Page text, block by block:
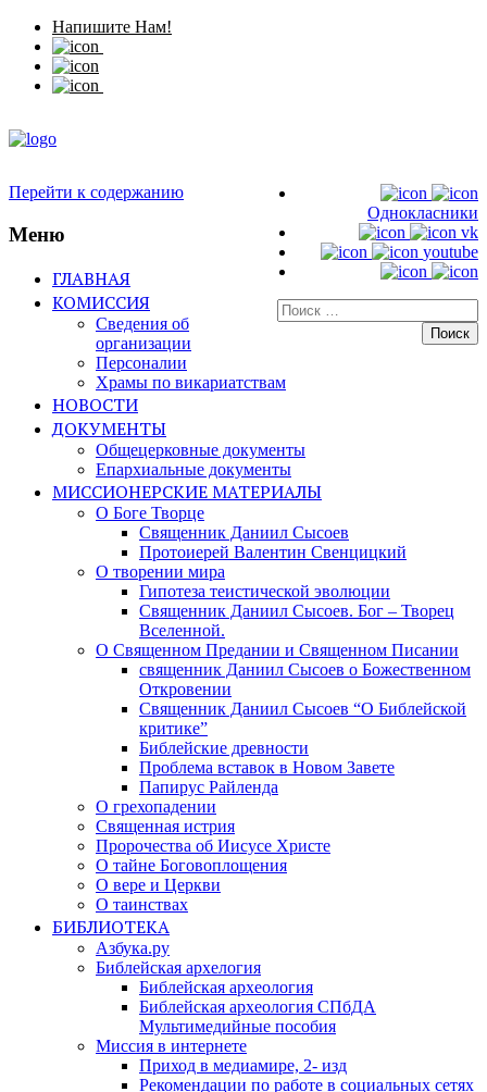
Напишите Нам!
Однокласники
vk
youtube
Искать:
Перейти к содержанию
Меню
ГЛАВНАЯ
КОМИССИЯ
Сведения об
организации
Персоналии
Храмы по викариатствам
НОВОСТИ
ДОКУМЕНТЫ
Общецерковные документы
Епархиальные документы
МИССИОНЕРСКИЕ МАТЕРИАЛЫ
О Боге Творце
Священник Даниил Сысоев
Протоиерей Валентин Свенцицкий
О творении мира
Гипотеза теистической эволюции
Священник Даниил Сысоев. Бог – Творец
Вселенной.
О Священном Предании и Священном Писании
священник Даниил Сысоев о Божественном
Откровении
Священник Даниил Сысоев “О Библейской
критике”
Библейские древности
Проблема вставок в Новом Завете
Папирус Райленда
О грехопадении
Священная истрия
Пророчества об Иисусе Христе
О тайне Боговоплощения
О вере и Церкви
О таинствах
БИБЛИОТЕКА
Азбука.ру
Библейская архелогия
Библейская археология
Библейская археология СПбДА
Мультимедийные пособия
Миссия в интернете
Приход в медиамире, 2- изд
Рекомендации по работе в социальных сетях